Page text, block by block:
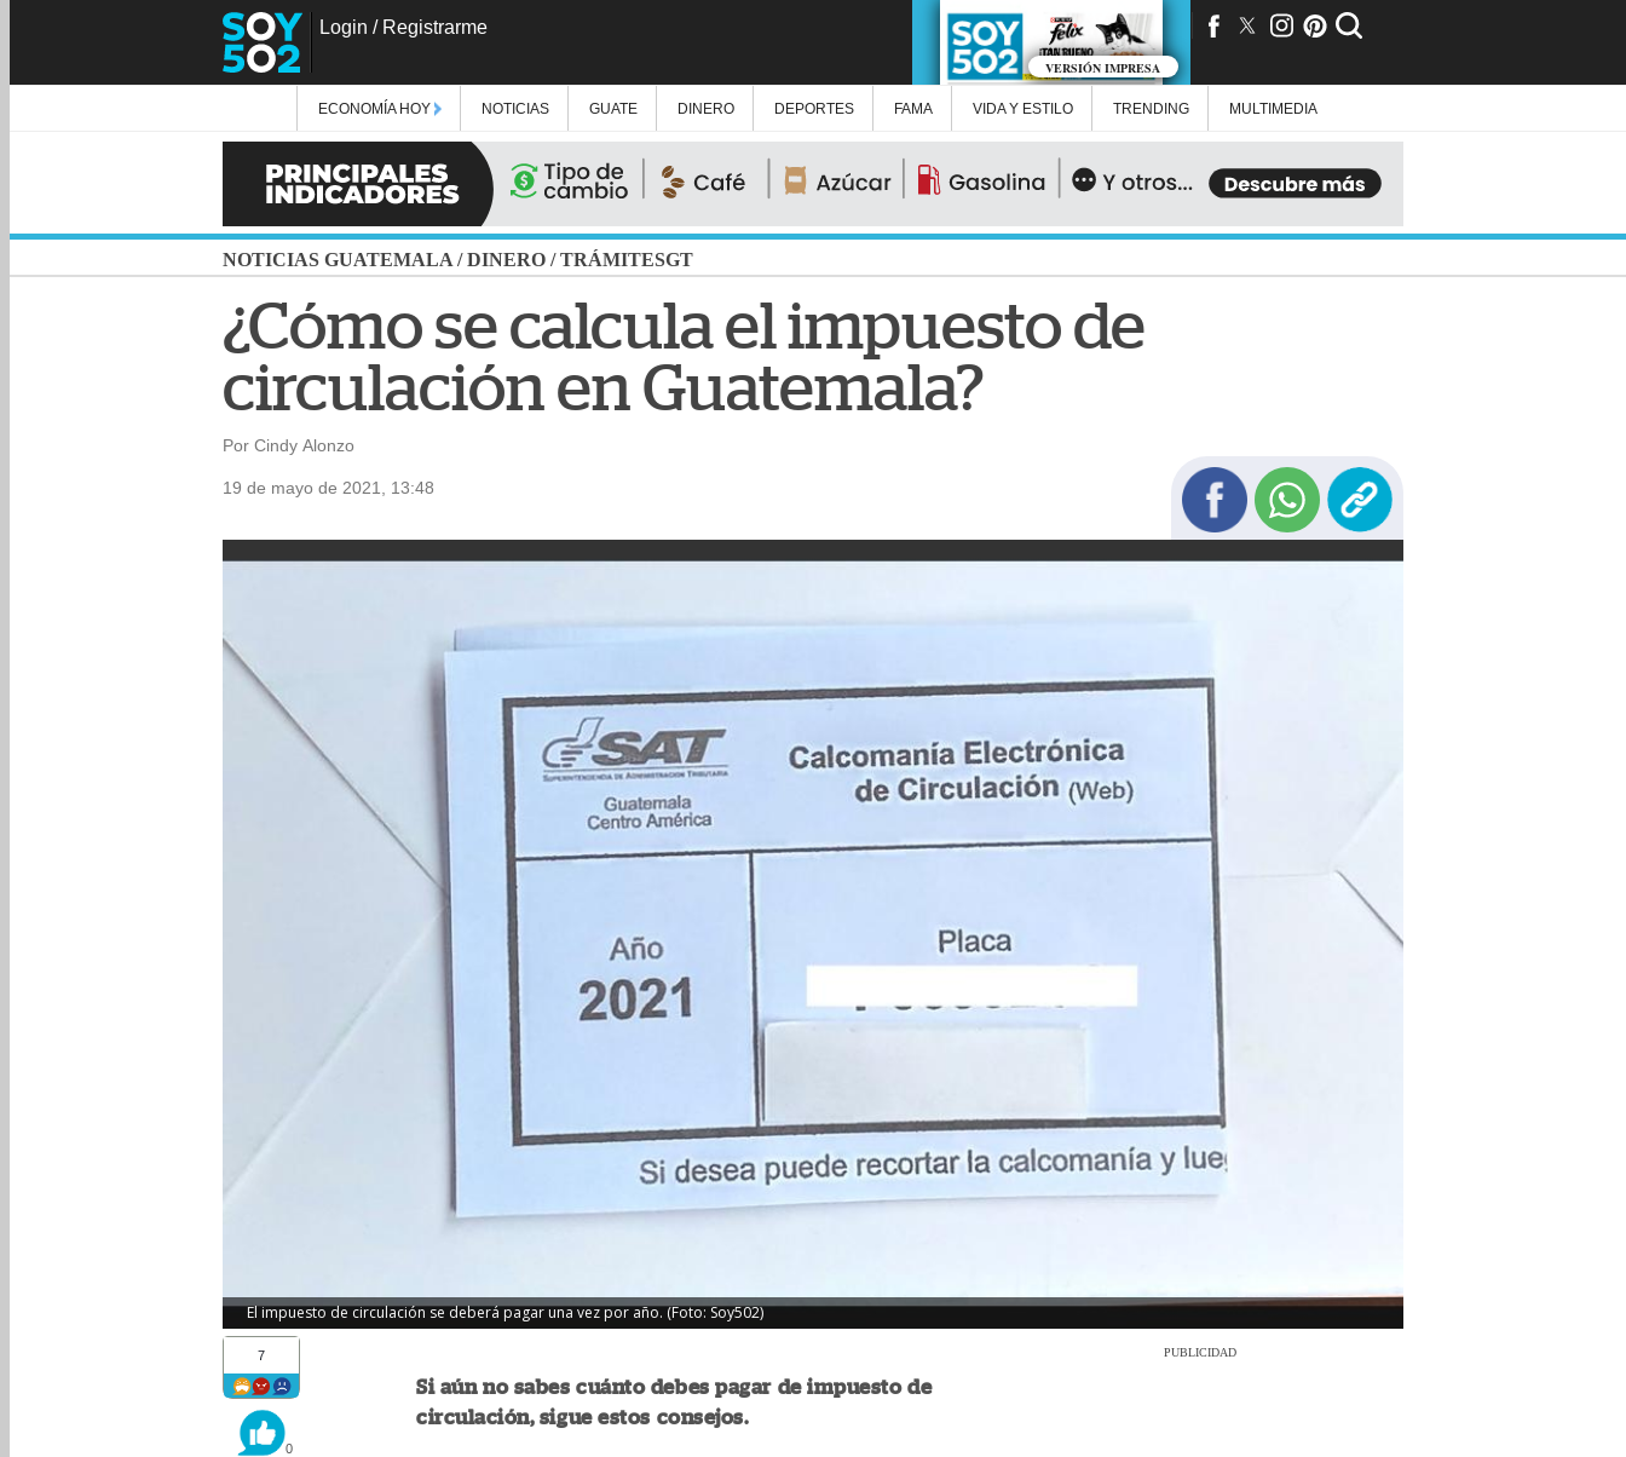
Login / Registrarme
VERSIÓN IMPRESA
ECONOMÍA HOY NOTICIAS GUATE DINERO DEPORTES FAMA VIDA Y ESTILO TRENDING MULTIMEDIA
NOTICIAS GUATEMALA /DINERO /TRÁMITESGT
¿Cómo se calcula el impuesto de
circulación en Guatemala?
Por Cindy Alonzo
19 de mayo de 2021, 13:48
El impuesto de circulación se deberá pagar una vez por año. (Foto: Soy502)
7
0
Si aún no sabes cuánto debes pagar de impuesto de
circulación, sigue estos consejos.
PUBLICIDAD